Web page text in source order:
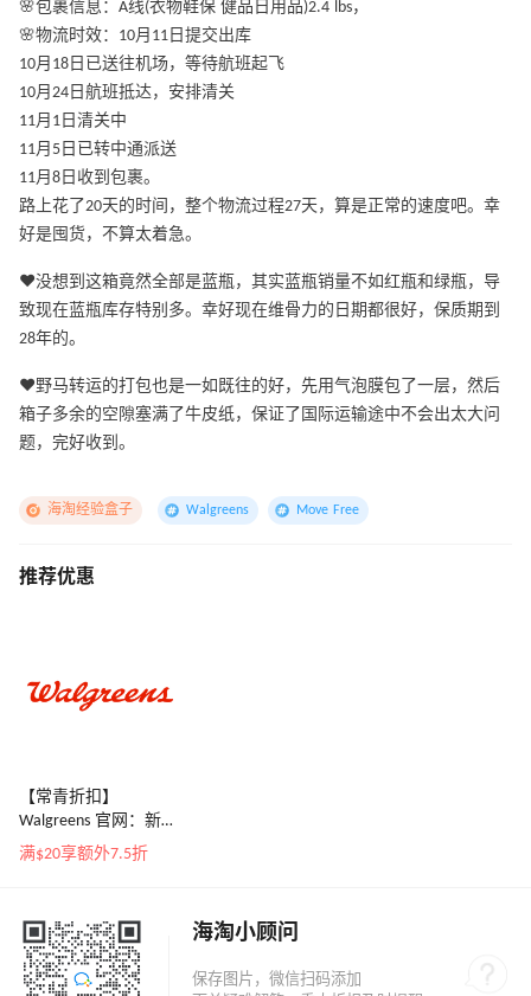
🌸包裹信息：A线(衣物鞋保 健品日用品)2.4 lbs，
🌸物流时效：10月11日提交出库
10月18日已送往机场，等待航班起飞
10月24日航班抵达，安排清关
11月1日清关中
11月5日已转中通派送
11月8日收到包裹。
路上花了20天的时间，整个物流过程27天，算是正常的速度吧。幸
好是囤货，不算太着急。
❤️没想到这箱竟然全部是蓝瓶，其实蓝瓶销量不如红瓶和绿瓶，导
致现在蓝瓶库存特别多。幸好现在维骨力的日期都很好，保质期到
28年的。
❤️野马转运的打包也是一如既往的好，先用气泡膜包了一层，然后
箱子多余的空隙塞满了牛皮纸，保证了国际运输途中不会出太大问
题，完好收到。
海淘经验盒子 Walgreens Move Free
推荐优惠
【常青折扣】
Walgreens 官网：新人
专享优惠
满$20享额外7.5折
海淘小顾问